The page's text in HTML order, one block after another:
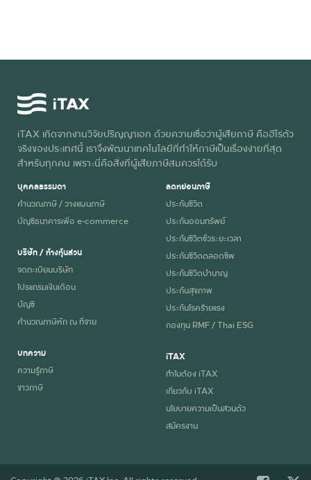
iTAX เกิดจากงานวิจัยปริญญาเอก ด้วยความเชื่อว่าผู้เสียภาษี คือฮีโร่ตัว
จริงของประเทศนี้ เราจึงพัฒนาเทคโนโลยีที่ทำให้ภาษีเป็นเรื่องง่ายที่สุด
สำหรับทุกคน เพราะนี่คือสิ่งที่ผู้เสียภาษีสมควรได้รับ
บุคคลธรรมดา
คำนวณภาษี / วางแผนภาษี
บัญชีธนาคารเพื่อ e-commerce
บริษัท / ห้างหุ้นส่วน
จดทะเบียนบริษัท
โปรแกรมเงินเดือน
บัญชี
คำนวณภาษีหัก ณ ที่จ่าย
บทความ
ความรู้ภาษี
ข่าวภาษี
ลดหย่อนภาษี
ประกันชีวิต
ประกันออมทรัพย์
ประกันชีวิตชั่วระยะเวลา
ประกันชีวิตตลอดชีพ
ประกันชีวิตบำนาญ
ประกันสุขภาพ
ประกันโรคร้ายแรง
กองทุน RMF / Thai ESG
iTAX
ทำไมต้อง iTAX
เกี่ยวกับ iTAX
นโยบายความเป็นส่วนตัว
สมัครงาน